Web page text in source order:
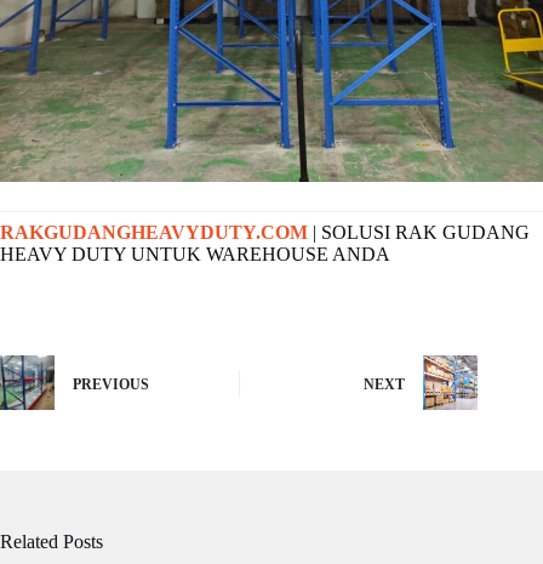
RAKGUDANGHEAVYDUTY.COM | SOLUSI RAK GUDANG
HEAVY DUTY UNTUK WAREHOUSE ANDA
PREVIOUS NEXT
Related Posts